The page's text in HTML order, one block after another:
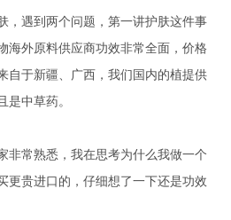
，遇到两个问题，第一讲护肤这件事
海外原料供应商功效非常全面，价格
自于新疆、广西，我们国内的植提供
是中草药。
非常熟悉，我在思考为什么我做一个
更贵进口的，仔细想了一下还是功效